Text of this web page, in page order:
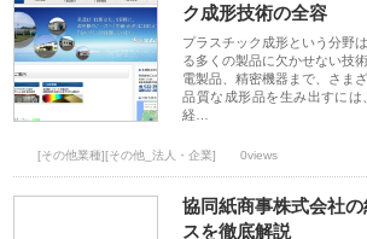
ク成形技術の全容
プラスチック成形という分野
る多くの製品に欠かせない技
電製品、精密機器まで、さま
品質な成形品を生み出すに
経…
[その他業種][その他_法人・企業] 0views
協同紙商事株式会社
スを徹底解説